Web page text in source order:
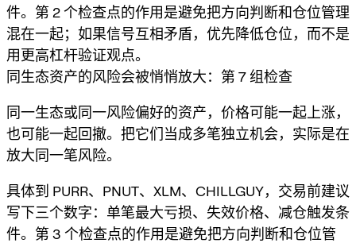
件。第 2 个检查点的作用是避免把方向判断和仓位管理
混在一起；如果信号互相矛盾，优先降低仓位，而不是
用更高杠杆验证观点。
同生态资产的风险会被悄悄放大：第 7 组检查
同一生态或同一风险偏好的资产，价格可能一起上涨，
也可能一起回撤。把它们当成多笔独立机会，实际是在
放大同一笔风险。
具体到 PURR、PNUT、XLM、CHILLGUY，交易前建议
写下三个数字：单笔最大亏损、失效价格、减仓触发条
件。第 3 个检查点的作用是避免把方向判断和仓位管